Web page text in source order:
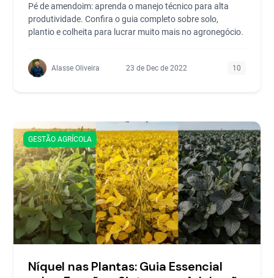
Pé de amendoim: aprenda o manejo técnico para alta
produtividade. Confira o guia completo sobre solo,
plantio e colheita para lucrar muito mais no agronegócio.
Alasse Oliveira 23 de Dec de 2022 10
GESTÃO AGRÍCOLA
Níquel nas Plantas: Guia Essencial